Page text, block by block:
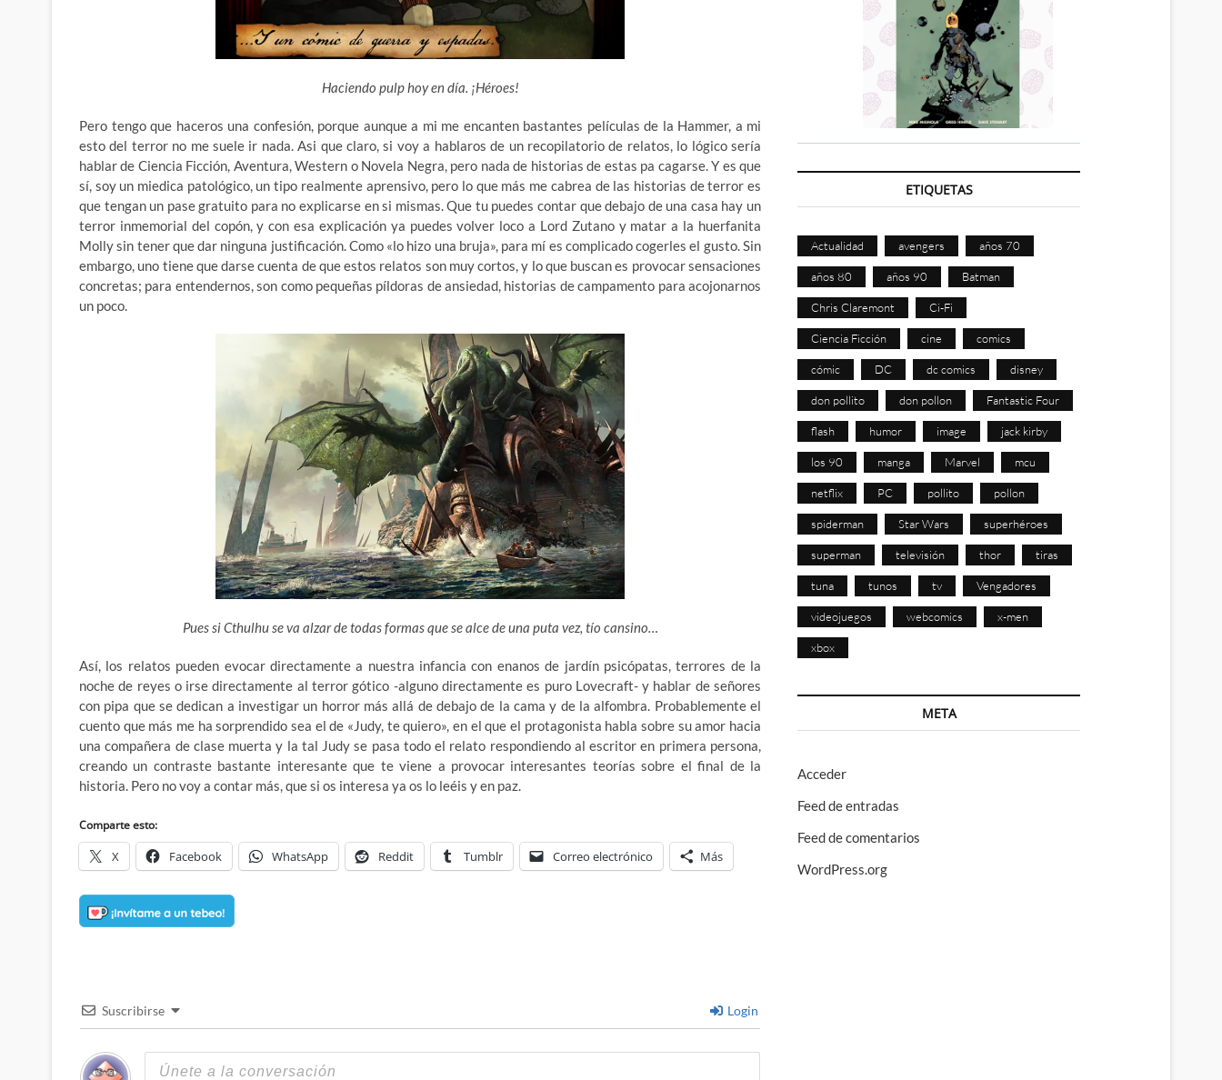
Haciendo pulp hoy en día. ¡Héroes!
Pero tengo que haceros una confesión, porque aunque a mi me encanten bastantes películas de la Hammer, a mi
esto del terror no me suele ir nada. Asi que claro, si voy a hablaros de un recopilatorio de relatos, lo lógico sería
hablar de Ciencia Ficción, Aventura, Western o Novela Negra, pero nada de historias de estas pa cagarse. Y es que
sí, soy un miedica patológico, un tipo realmente aprensivo, pero lo que más me cabrea de las historias de terror es
que tengan un pase gratuito para no explicarse en si mismas. Que tu puedes contar que debajo de una casa hay un
terror inmemorial del copón, y con esa explicación ya puedes volver loco a Lord Zutano y matar a la huerfanita
Molly sin tener que dar ninguna justificación. Como «lo hizo una bruja», para mí es complicado cogerles el gusto. Sin
embargo, uno tiene que darse cuenta de que estos relatos son muy cortos, y lo que buscan es provocar sensaciones
concretas; para entendernos, son como pequeñas píldoras de ansiedad, historias de campamento para acojonarnos
un poco.
Pues si Cthulhu se va alzar de todas formas que se alce de una puta vez, tío cansino…
Así, los relatos pueden evocar directamente a nuestra infancia con enanos de jardín psicópatas, terrores de la
noche de reyes o irse directamente al terror gótico -alguno directamente es puro Lovecraft- y hablar de señores
con pipa que se dedican a investigar un horror más allá de debajo de la cama y de la alfombra. Probablemente el
cuento que más me ha sorprendido sea el de «Judy, te quiero», en el que el protagonista habla sobre su amor hacia
una compañera de clase muerta y la tal Judy se pasa todo el relato respondiendo al escritor en primera persona,
creando un contraste bastante interesante que te viene a provocar interesantes teorías sobre el final de la
historia. Pero no voy a contar más, que si os interesa ya os lo leéis y en paz.
Comparte esto:
X Facebook WhatsApp Reddit Tumblr Correo electrónico Más
Suscribirse Login
ETIQUETAS
Actualidad avengers años 70
años 80 años 90 Batman
Chris Claremont Ci-Fi
Ciencia Ficción cine comics
cómic DC dc comics disney
don pollito don pollon Fantastic Four
flash humor image jack kirby
los 90 manga Marvel mcu
netflix PC pollito pollon
spiderman Star Wars superhéroes
superman televisión thor tiras
tuna tunos tv Vengadores
videojuegos webcomics x-men
xbox
META
Acceder
Feed de entradas
Feed de comentarios
WordPress.org